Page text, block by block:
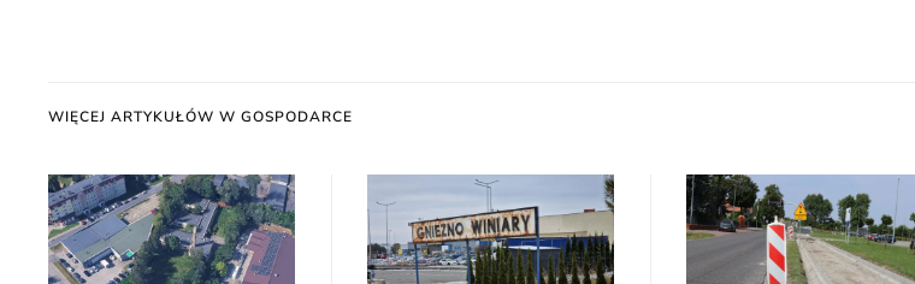
WIĘCEJ ARTYKUŁÓW W GOSPODARCE